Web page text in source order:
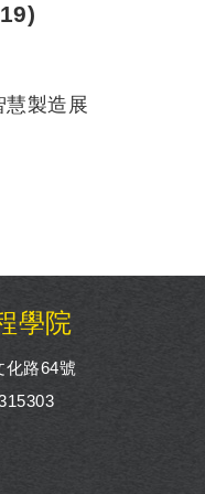
慧製造展
學院
化路64號